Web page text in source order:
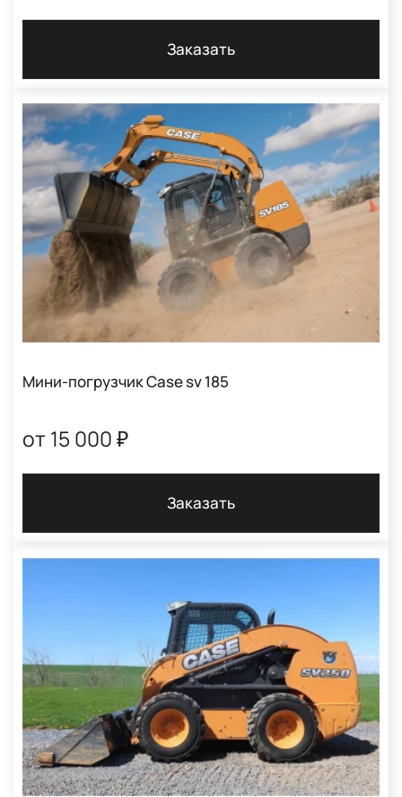
Заказать
Мини-погрузчик Case sv 185
от 15 000 ₽
Заказать